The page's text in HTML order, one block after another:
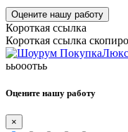
Оцените нашу работу
Короткая ссылка
Короткая ссылка
ььооотьь
Оцените нашу работу
×